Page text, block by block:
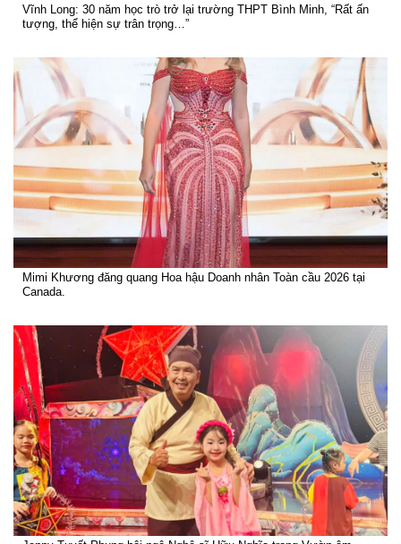
Vĩnh Long: 30 năm học trò trở lại trường THPT Bình Minh, “Rất ấn
tượng, thể hiện sự trân trọng…”
Mimi Khương đăng quang Hoa hậu Doanh nhân Toàn cầu 2026 tại
Canada.